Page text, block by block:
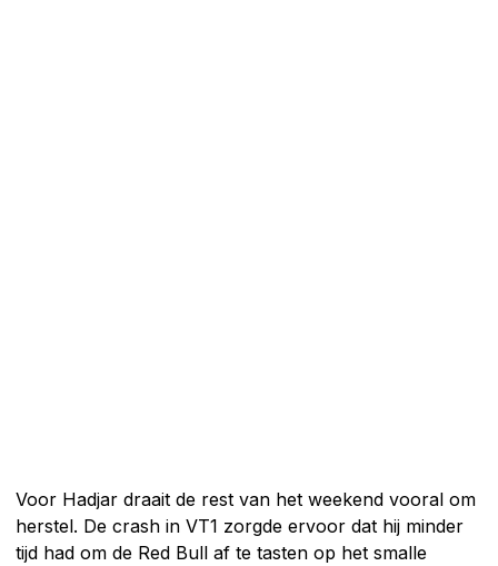
Voor Hadjar draait de rest van het weekend vooral om
herstel. De crash in VT1 zorgde ervoor dat hij minder
tijd had om de Red Bull af te tasten op het smalle